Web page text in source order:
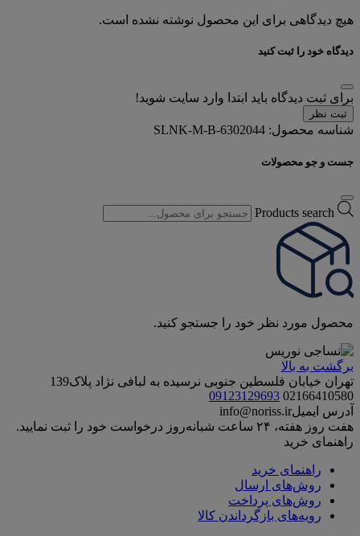
هیچ دیدگاهی برای این محصول نوشته نشده است.
دیدگاه خود را ثبت کنید
برای ثبت دیدگاه باید ابتدا وارد سایت شوید!
ثبت نظر
شناسه محصول: SLNK-M-B-6302044
جست و جو محصولات
Products search
محصول مورد نظر خود را جستجو کنید.
برگشت به بالا
تهران خیابان فلسطین جنوبی نرسیده به لبافی نژاد پلاک139
02166410580
09123129693
آدرس ایمیلinfo@noriss.ir
هفت روز هفته، ۲۴ ساعت شبانه‌روز درخواست خود را ثبت نمایید.
راهنمای خرید
راهنمای خرید
روش‌های ارسال
روش‌های پرداخت
رویه‌های بازگرداندن کالا